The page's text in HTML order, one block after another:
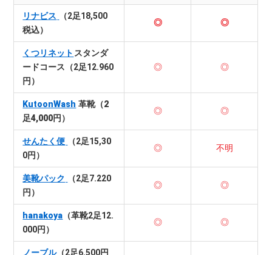
リナビス
（2足18,500
税込）
◎ ◎
くつリネット スタンダ
ードコース（2足12.960
円）
◎ ◎
KutoonWash 革靴（2
足4,000円）
◎ ◎
せんたく便
（2足15,30
0円）
◎ 不明
美靴パック
（2足7.220
円）
◎ ◎
hanakoya （革靴2足12.
000円）
◎ ◎
ノーブル（2足6.500円